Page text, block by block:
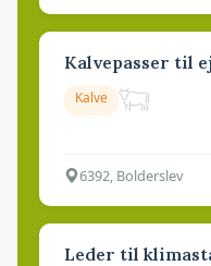
Kalvepasser til
Kalve
6392, Bolderslev
Leder til